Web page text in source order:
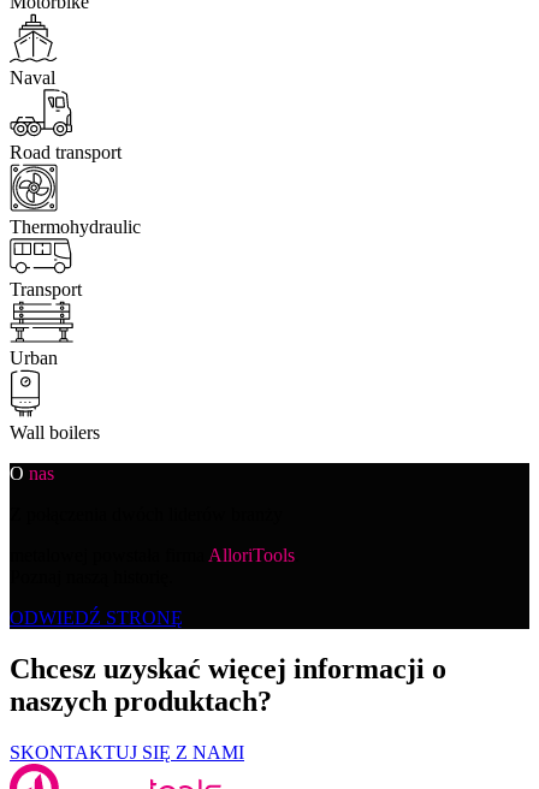
Naval
Road transport
Thermohydraulic
Transport
Urban
Wall boilers
O nas
AlloriTools
ODWIEDŹ STRONĘ
Chcesz uzyskać więcej informacji o
naszych produktach?
SKONTAKTUJ SIĘ Z NAMI